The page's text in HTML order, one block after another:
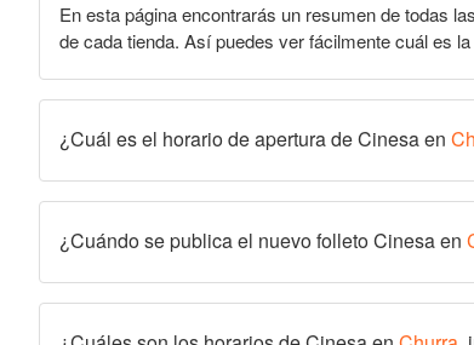
En esta página encontrarás un resumen de todas
de cada tienda. Así puedes ver fácilmente cuál es
¿Cuál es el horario de apertura de Cinesa en
¿Cuándo se publica el nuevo folleto Cinesa en